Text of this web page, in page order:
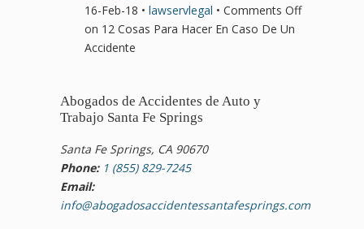
16-Feb-18 • lawservlegal • Comments Off
on 12 Cosas Para Hacer En Caso De Un
Accidente
Abogados de Accidentes de Auto y
Trabajo Santa Fe Springs
Santa Fe Springs, CA 90670
Phone: 1 (855) 829-7245
Email:
info@abogadosaccidentessantafesprings.com